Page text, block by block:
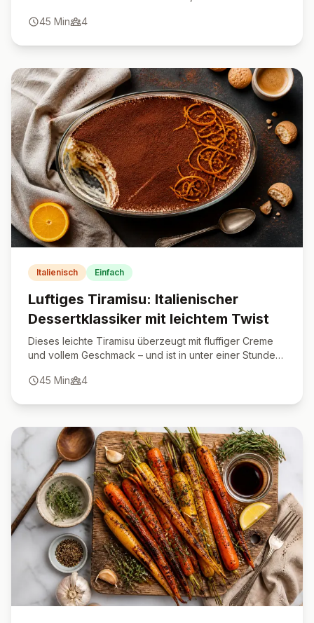
45 Min 4
Italienisch Einfach
Luftiges Tiramisu: Italienischer
Dessertklassiker mit leichtem Twist
Dieses leichte Tiramisu überzeugt mit fluffiger Creme
und vollem Geschmack – und ist in unter einer Stunde
45 Min 4